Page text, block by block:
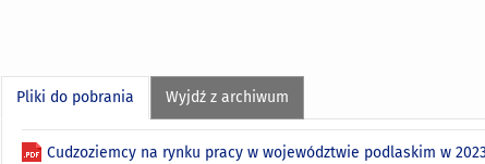
Pliki do pobrania Wyjdź z archiwum
Cudzoziemcy na rynku pracy w województwie podlaskim w